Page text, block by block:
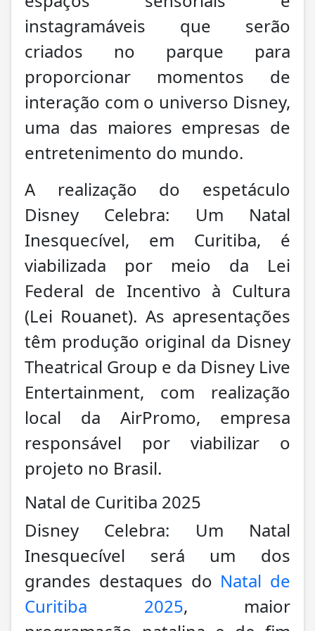
instagramáveis que serão
criados no parque para
proporcionar momentos de
interação com o universo Disney,
uma das maiores empresas de
entretenimento do mundo.
A realização do espetáculo
Disney Celebra: Um Natal
Inesquecível, em Curitiba, é
viabilizada por meio da Lei
Federal de Incentivo à Cultura
(Lei Rouanet). As apresentações
têm produção original da Disney
Theatrical Group e da Disney Live
Entertainment, com realização
local da AirPromo, empresa
responsável por viabilizar o
projeto no Brasil.
Natal de Curitiba 2025
Disney Celebra: Um Natal
Inesquecível será um dos
grandes destaques do Natal de
Curitiba 2025, maior